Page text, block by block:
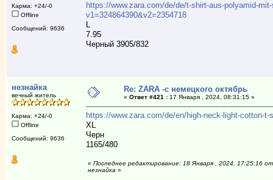
Карма: +24/-0
Offline
Сообщений: 9636
https://www.zara.com/de/de/t-shirt-aus-polyamid-
v1=324864390&v2=2354718
L
7.95
Черный 3905/832
незнайка
вечный житель
Карма: +24/-0
Offline
Сообщений: 9636
Re: ZARA -с немецкого октябрь
« Ответ #421 :17 Января , 2024, 08:31:15 »
https://www.zara.com/de/en/high-neck-light-cotton-
XL
Черн
1165/480
« Последнее редактирование: 18 Января , 2024, 17:25:16 от
незнайка »